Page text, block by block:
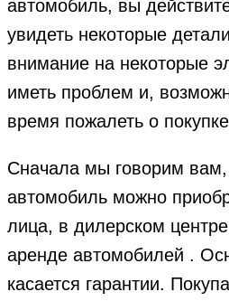
автомобиль, вы
увидеть некоторые
внимание на некоторые
иметь проблем и,
время пожалеть о
Сначала мы говорим
автомобиль можно
лица, в дилерском
аренде автомобилей .
касается гарантии.